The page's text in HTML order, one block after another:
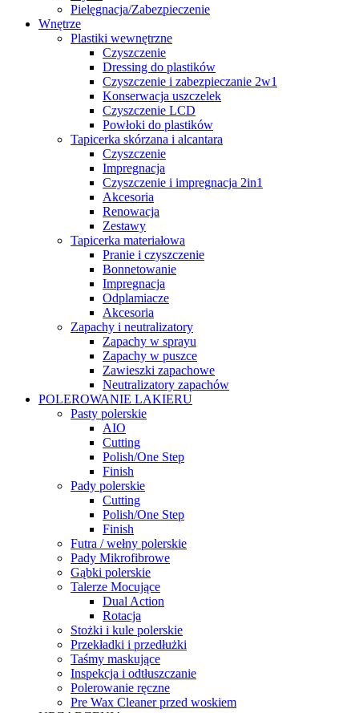
Pielęgnacja/Zabezpieczenie
Wnętrze
Plastiki wewnętrzne
Czyszczenie
Dressing do plastików
Czyszczenie i zabezpieczanie 2w1
Konserwacja uszczelek
Czyszczenie LCD
Powłoki do plastików
Tapicerka skórzana i alcantara
Czyszczenie
Impregnacja
Czyszczenie i impregnacja 2in1
Akcesoria
Renowacja
Zestawy
Tapicerka materiałowa
Pranie i czyszczenie
Bonnetowanie
Impregnacja
Odplamiacze
Akcesoria
Zapachy i neutralizatory
Zapachy w sprayu
Zapachy w puszce
Zawieszki zapachowe
Neutralizatory zapachów
POLEROWANIE LAKIERU
Pasty polerskie
AIO
Cutting
Polish/One Step
Finish
Pady polerskie
Cutting
Polish/One Step
Finish
Futra / wełny polerskie
Pady Mikrofibrowe
Gąbki polerskie
Talerze Mocujące
Dual Action
Rotacja
Stożki i kule polerskie
Przekładki i przedłużki
Taśmy maskujące
Inspekcja i odtłuszczanie
Polerowanie ręczne
Pre Wax Cleaner przed woskiem